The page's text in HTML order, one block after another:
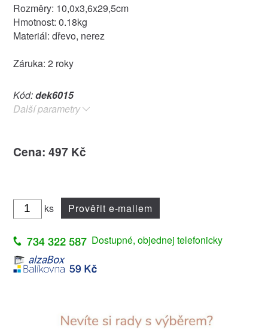
Rozměry: 10,0x3,6x29,5cm
Hmotnost: 0.18kg
Materiál: dřevo, nerez
Záruka: 2 roky
Kód:dek6015
Další parametry
Cena: 497 Kč
ks Prověřit e-mailem
Dostupné, objednej telefonicky